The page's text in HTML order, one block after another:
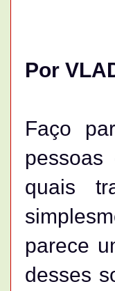
Por
Faço
quais
parece
desses